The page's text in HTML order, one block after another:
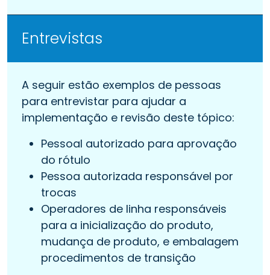
Entrevistas
A seguir estão exemplos de pessoas
para entrevistar para ajudar a
implementação e revisão deste tópico:
Pessoal autorizado para aprovação
do rótulo
Pessoa autorizada responsável por
trocas
Operadores de linha responsáveis
para a inicialização do produto,
mudança de produto, e embalagem
procedimentos de transição